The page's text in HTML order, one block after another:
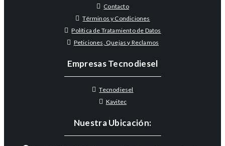
Contacto
Términos y Condiciones
Política de Tratamiento de Datos
Peticiones, Quejas y Reclamos
Empresas Tecnodiesel
Tecnodiesel
Kavitec
Nuestra Ubicación: